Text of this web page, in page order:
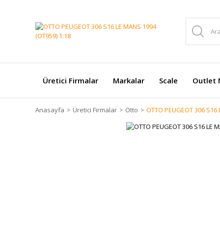
Üretici Firmalar Markalar Scale Outlet
Anasayfa Üretici Firmalar Otto OTTO PEUGEOT 306 S16